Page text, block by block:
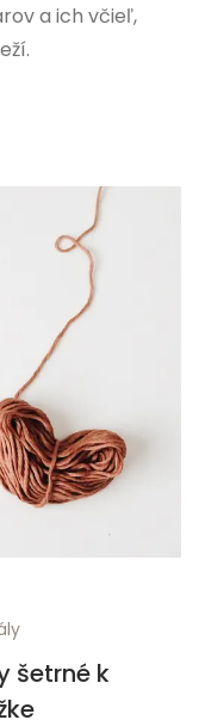
a ich včieľ,
šetrné k